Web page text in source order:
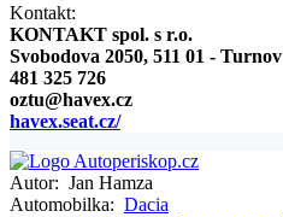
Kontakt:
KONTAKT spol. s r.o.
Svobodova 2050, 511 01 - Turnov
481 325 726
oztu@havex.cz
havex.seat.cz/
Autor: Jan Hamza
Automobilka: Dacia